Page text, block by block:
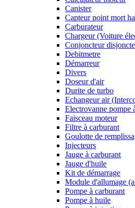
Canister
Capteur point mort
Carburateur
Chargeur (Voiture
Conjoncteur
Debitmetre
Démarreur
Divers
Doseur d'air
Durite de turbo
Echangeur air
Electrovanne pompe
Faisceau moteur
Filtre à carburant
Goulotte de
Injecteurs
Jauge à carburant
Jauge d'huile
Kit de démarrage
Module d'allumage
Pompe à carburant
Pompe à huile